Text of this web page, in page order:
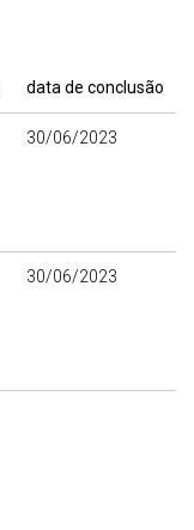
data de conclusão
30/06/2023
30/06/2023